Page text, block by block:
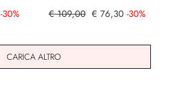
-30% € 109,00 € 76,30 -30%
CARICA ALTRO